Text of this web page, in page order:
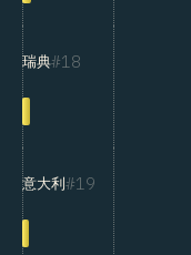
18
瑞典
19
意大利